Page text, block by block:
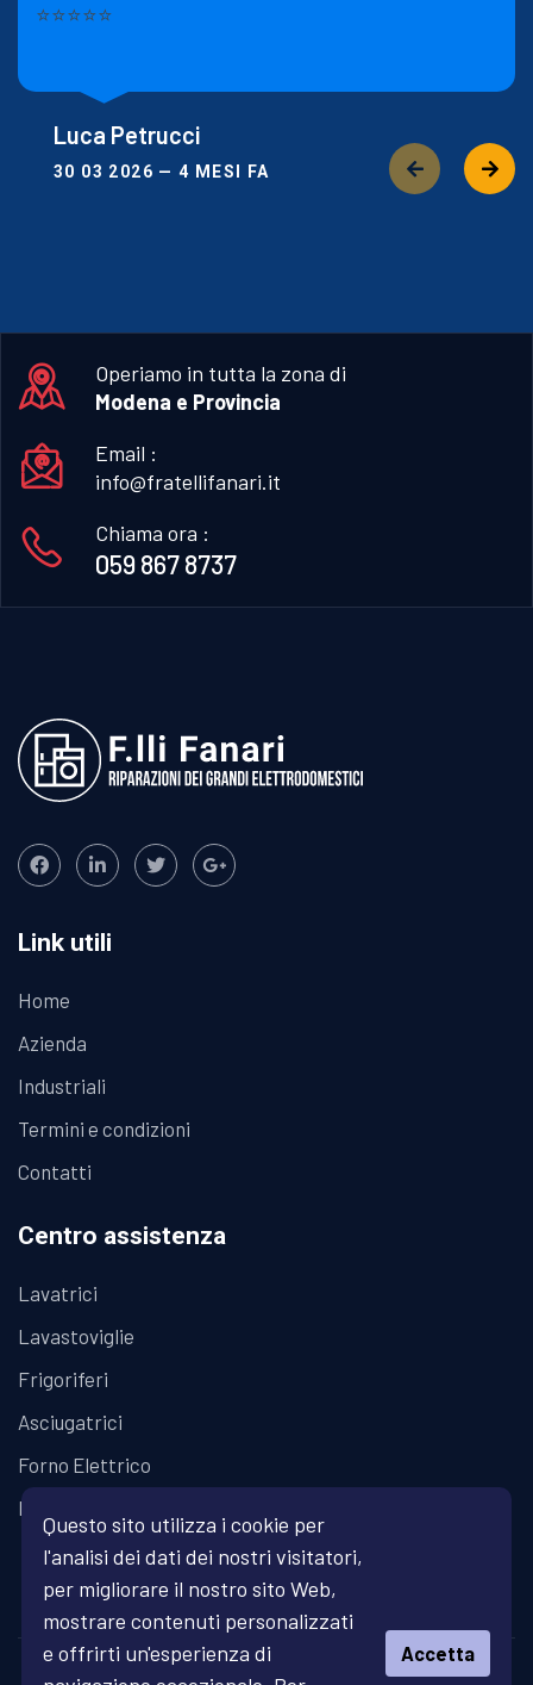
Questo sito utilizza i cookie per
l'analisi dei dati dei nostri visitatori,
per migliorare il nostro sito Web,
mostrare contenuti personalizzati
e offrirti un'esperienza di
Accetta
⭐⭐⭐⭐⭐
Luca Petrucci
30 03 2026 — 4 MESI FA
Operiamo in tutta la zona di
Modena e Provincia
Email :
info@fratellifanari.it
Chiama ora :
059 867 8737
Link utili
Home
Azienda
Industriali
Termini e condizioni
Contatti
Centro assistenza
Lavatrici
Lavastoviglie
Frigoriferi
Asciugatrici
Forno Elettrico
Piano Cottura